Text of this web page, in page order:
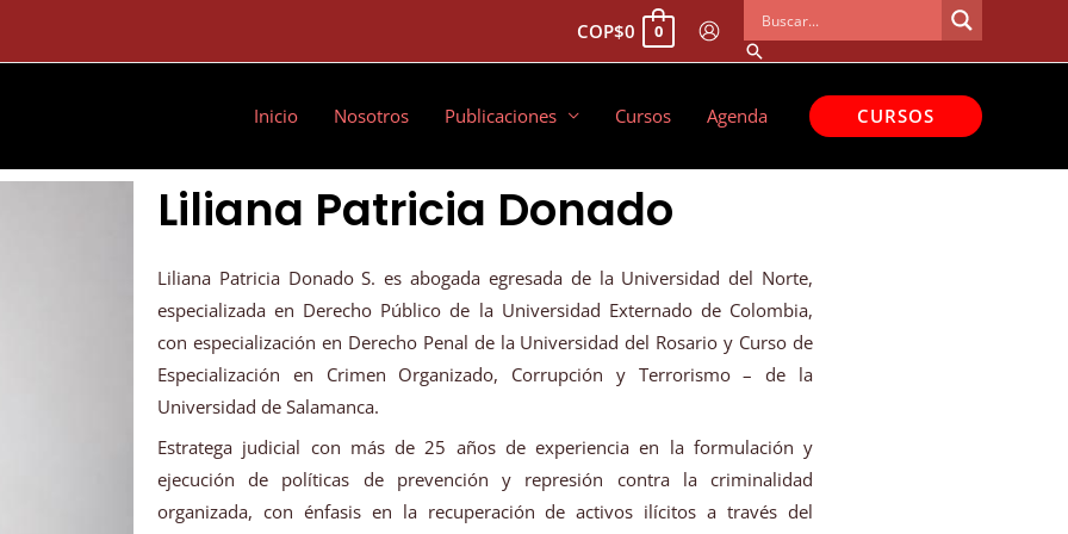
COP$0 0
Buscar
Inicio Nosotros Publicaciones Cursos Agenda CURSOS
Liliana Patricia Donado
Liliana Patricia Donado S. es abogada egresada de la Universidad del Norte,
especializada en Derecho Público de la Universidad Externado de Colombia,
con especialización en Derecho Penal de la Universidad del Rosario y Curso de
Especialización en Crimen Organizado, Corrupción y Terrorismo – de la
Universidad de Salamanca.
Estratega judicial con más de 25 años de experiencia en la formulación y
ejecución de políticas de prevención y represión contra la criminalidad
organizada, con énfasis en la recuperación de activos ilícitos a través del